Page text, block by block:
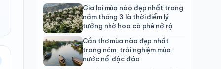
Gia lai mùa nào đẹp nhất trong
năm tháng 3 là thời điểm lý
tưởng nhờ hoa cà phê nở rộ
Cần thơ mùa nào đẹp nhất
trong năm: trải nghiệm mùa
nước nổi độc đáo